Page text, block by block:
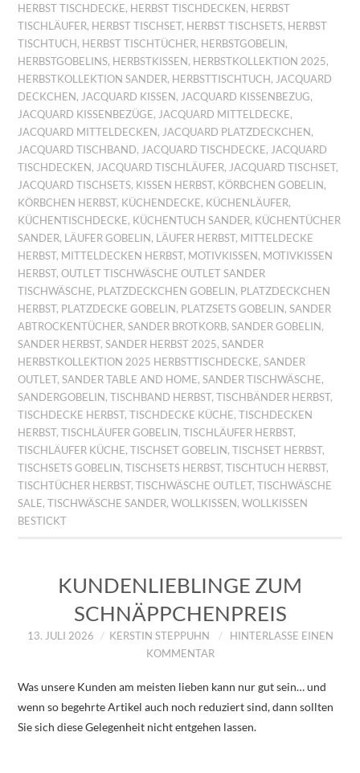
HERBST TISCHDECKE, HERBST TISCHDECKEN , HERBST
TISCHLÄUFER, HERBST TISCHSET, HERBST TISCHSETS, HERBST
TISCHTUCH , HERBST TISCHTÜCHER, HERBSTGOBELIN ,
HERBSTGOBELINS, HERBSTKISSEN , HERBSTKOLLEKTION 2025,
HERBSTKOLLEKTION SANDER, HERBSTTISCHTUCH , JACQUARD
DECKCHEN , JACQUARD KISSEN , JACQUARD KISSENBEZUG,
JACQUARD KISSENBEZÜGE, JACQUARD MITTELDECKE,
JACQUARD MITTELDECKEN , JACQUARD PLATZDECKCHEN ,
JACQUARD TISCHBAND, JACQUARD TISCHDECKE, JACQUARD
TISCHDECKEN , JACQUARD TISCHLÄUFER, JACQUARD TISCHSET,
JACQUARD TISCHSETS, KISSEN HERBST, KÖRBCHEN GOBELIN ,
KÖRBCHEN HERBST, KÜCHENDECKE, KÜCHENLÄUFER,
KÜCHENTISCHDECKE, KÜCHENTUCH SANDER, KÜCHENTÜCHER
SANDER, LÄUFER GOBELIN , LÄUFER HERBST, MITTELDECKE
HERBST, MITTELDECKEN HERBST, MOTIVKISSEN , MOTIVKISSEN
HERBST,OUTLET TISCHWÄSCHE OUTLET SANDER
TISCHWÄSCHE, PLATZDECKCHEN GOBELIN , PLATZDECKCHEN
HERBST, PLATZDECKE GOBELIN , PLATZSETS GOBELIN ,SANDER
ABTROCKENTÜCHER,SANDER BROTKORB,SANDER GOBELIN ,
SANDER HERBST,SANDER HERBST 2025,SANDER
HERBSTKOLLEKTION 2025 HERBSTTISCHDECKE,SANDER
OUTLET,SANDER TABLE AND HOME,SANDER TISCHWÄSCHE,
SANDERGOBELIN ,TISCHBAND HERBST,TISCHBÄNDER HERBST,
TISCHDECKE HERBST,TISCHDECKE KÜCHE,TISCHDECKEN
HERBST,TISCHLÄUFER GOBELIN ,TISCHLÄUFER HERBST,
TISCHLÄUFER KÜCHE,TISCHSET GOBELIN ,TISCHSET HERBST,
TISCHSETS GOBELIN ,TISCHSETS HERBST,TISCHTUCH HERBST,
TISCHTÜCHER HERBST,TISCHWÄSCHE OUTLET,TISCHWÄSCHE
SALE,TISCHWÄSCHE SANDER,WOLLKISSEN ,WOLLKISSEN
BESTICKT
KUNDENLIEBLINGE ZUM
SCHNÄPPCHENPREIS
13. JULI 2026 KERSTIN STEPPUHN
HINTERLASSE EINEN
KOMMENTAR
Was unsere Kunden am meisten lieben kann nur gut sein… und
wenn so begehrte Artikel auch noch reduziert sind, dann sollten
Sie sich diese Gelegenheit nicht entgehen lassen.